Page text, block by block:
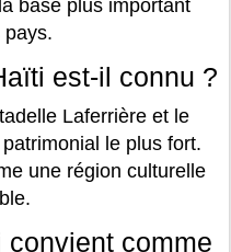
base plus important
pays.
est-il connu ?
Laferrière et le
le plus fort.
une région culturelle
convient comme